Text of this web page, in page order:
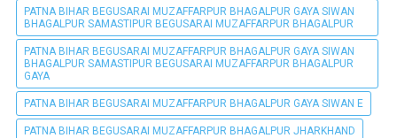
PATNA BIHAR BEGUSARAI MUZAFFARPUR BHAGALPUR GAYA SIWAN
BHAGALPUR SAMASTIPUR BEGUSARAI MUZAFFARPUR BHAGALPUR
PATNA BIHAR BEGUSARAI MUZAFFARPUR BHAGALPUR GAYA SIWAN
BHAGALPUR SAMASTIPUR BEGUSARAI MUZAFFARPUR BHAGALPUR
GAYA
PATNA BIHAR BEGUSARAI MUZAFFARPUR BHAGALPUR GAYA SIWAN E
PATNA BIHAR BEGUSARAI MUZAFFARPUR BHAGALPUR JHARKHAND